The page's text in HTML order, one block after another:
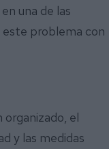
una de las
este problema con
el
y las medidas